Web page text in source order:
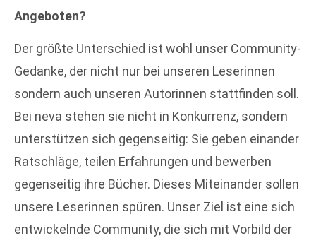
Angeboten?
Der größte Unterschied ist wohl unser Community-
Gedanke, der nicht nur bei unseren Leserinnen
sondern auch unseren Autorinnen stattfinden soll.
Bei neva stehen sie nicht in Konkurrenz, sondern
unterstützen sich gegenseitig: Sie geben einander
Ratschläge, teilen Erfahrungen und bewerben
gegenseitig ihre Bücher. Dieses Miteinander sollen
unsere Leserinnen spüren. Unser Ziel ist eine sich
entwickelnde Community, die sich mit Vorbild der